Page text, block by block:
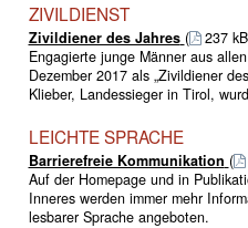
ZIVILDIENST
Zivildiener des Jahres (
237
Engagierte junge Männer aus
Dezember 2017 als „Zivildiener
Klieber, Landessieger in Tirol,
LEICHTE SPRACHE
Barrierefreie Kommunikation (
Auf der Homepage und in
Inneres werden immer mehr
lesbarer Sprache angeboten.